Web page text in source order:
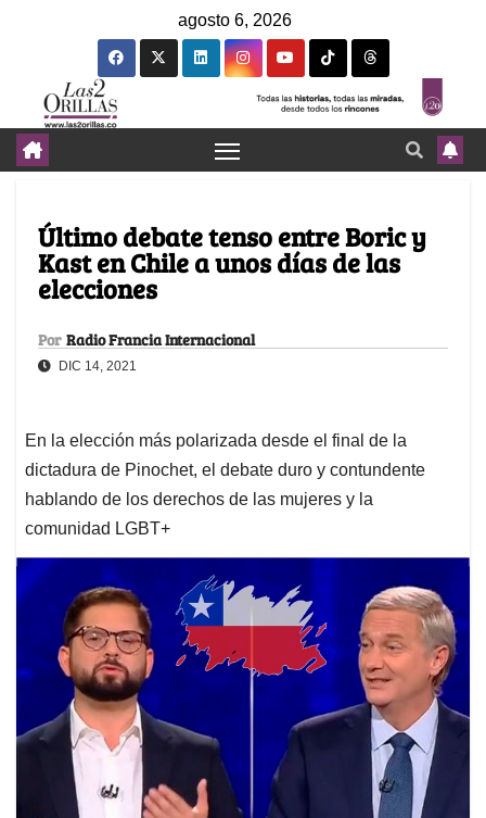
agosto 6, 2026
Último debate tenso entre Boric y
Kast en Chile a unos días de las
elecciones
Por Radio Francia Internacional
DIC 14, 2021
En la elección más polarizada desde el final de la
dictadura de Pinochet, el debate duro y contundente
hablando de los derechos de las mujeres y la
comunidad LGBT+